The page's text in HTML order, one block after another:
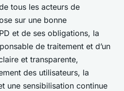
tous les acteurs de
sur une bonne
et de ses obligations, la
de traitement et d’un
et transparente,
des utilisateurs, la
une sensibilisation continue